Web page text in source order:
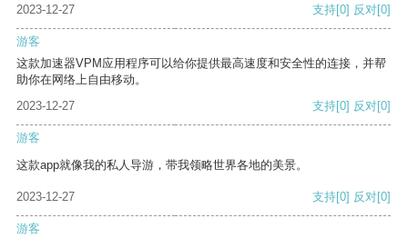
2023-12-27
支持[0] 反对[0]
游客
这款加速器VPM应用程序可以给你提供最高速度和安全性的连接，并帮
助你在网络上自由移动。
2023-12-27
支持[0] 反对[0]
游客
这款app就像我的私人导游，带我领略世界各地的美景。
2023-12-27 支持[0] 反对[0]
游客